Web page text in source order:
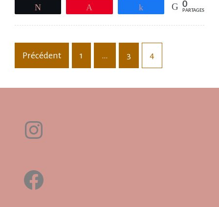
parc
Futuroscope
Partagez 0
PARTAGES
des
publications
Précédent 1 … 3 4
Instagram
Facebook